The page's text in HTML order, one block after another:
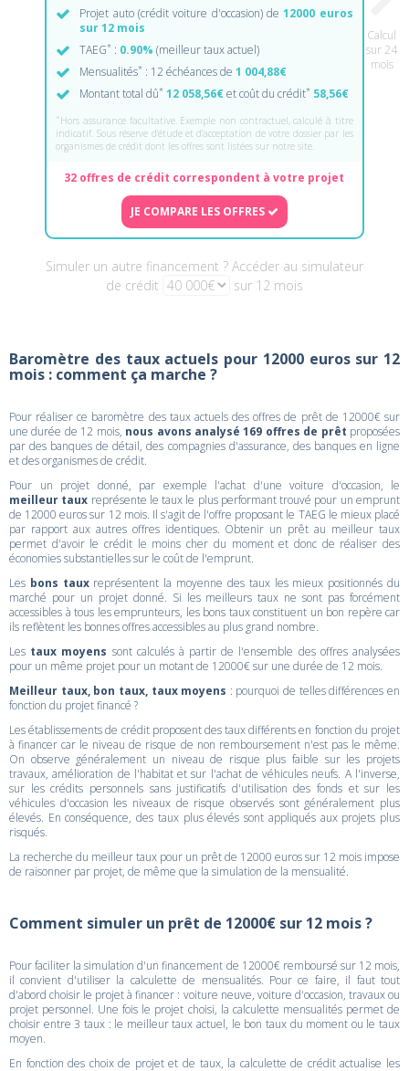
Projet auto (crédit voiture d'occasion) de12000 euros
sur 12 mois
TAEG* : 0.90% (meilleur taux actuel)
Mensualités* : 12 échéances de1 004,88€
Montant total dû* 12 058,56€et coût du crédit* 58,56€
* Hors assurance facultative. Exemple non contractuel, calculé à titre
indicatif. Sous réserve d'étude et d'acceptation de votre dossier par les
organismes de crédit dont les offres sont listées sur notre site.
32 offres de crédit correspondent à votre projet
JE COMPARE LES OFFRES
Simuler un autre financement ? Accéder au simulateur
de crédit
sur 12 mois
Calcul
sur 24
mois
Baromètre des taux actuels pour 12000 euros sur 12
mois : comment ça marche ?
Pour réaliser ce baromètre des taux actuels des offres de prêt de 12000€ sur
une durée de 12 mois, nous avons analysé 169 offres de prêt proposées
par des banques de détail, des compagnies d'assurance, des banques en ligne
et des organismes de crédit.
Pour un projet donné, par exemple l'achat d'une voiture d'occasion, le
meilleur taux représente le taux le plus performant trouvé pour un emprunt
de 12000 euros sur 12 mois. Il s'agit de l'offre proposant le TAEG le mieux placé
par rapport aux autres offres identiques. Obtenir un prêt au meilleur taux
permet d'avoir le crédit le moins cher du moment et donc de réaliser des
économies substantielles sur le coût de l'emprunt.
Les bons tauxreprésentent la moyenne des taux les mieux positionnés du
marché pour un projet donné. Si les meilleurs taux ne sont pas forcément
accessibles à tous les emprunteurs, les bons taux constituent un bon repère car
ils reflètent les bonnes offres accessibles au plus grand nombre.
Les taux moyens sont calculés à partir de l'ensemble des offres analysées
pour un même projet pour un motant de 12000€ sur une durée de 12 mois.
Meilleur taux, bon taux, taux moyens : pourquoi de telles différences en
fonction du projet financé ?
Les établissements de crédit proposent des taux différents en fonction du projet
à financer car le niveau de risque de non remboursement n'est pas le même.
On observe généralement un niveau de risque plus faible sur les projets
travaux, amélioration de l'habitat et sur l'achat de véhicules neufs. A l'inverse,
sur les crédits personnels sans justificatifs d'utilisation des fonds et sur les
véhicules d'occasion les niveaux de risque observés sont généralement plus
élevés. En conséquence, des taux plus élevés sont appliqués aux projets plus
risqués.
La recherche du meilleur taux pour un prêt de 12000 euros sur 12 mois impose
de raisonner par projet, de même que la simulation de la mensualité.
Comment simuler un prêt de 12000€ sur 12 mois ?
Pour faciliter la simulation d'un financement de 12000€ remboursé sur 12 mois,
il convient d'utiliser la calculette de mensualités. Pour ce faire, il faut tout
d'abord choisir le projet à financer : voiture neuve, voiture d'occasion, travaux ou
projet personnel. Une fois le projet choisi, la calculette mensualités permet de
choisir entre 3 taux : le meilleur taux actuel, le bon taux du moment ou le taux
moyen.
En fonction des choix de projet et de taux, la calculette de crédit actualise les